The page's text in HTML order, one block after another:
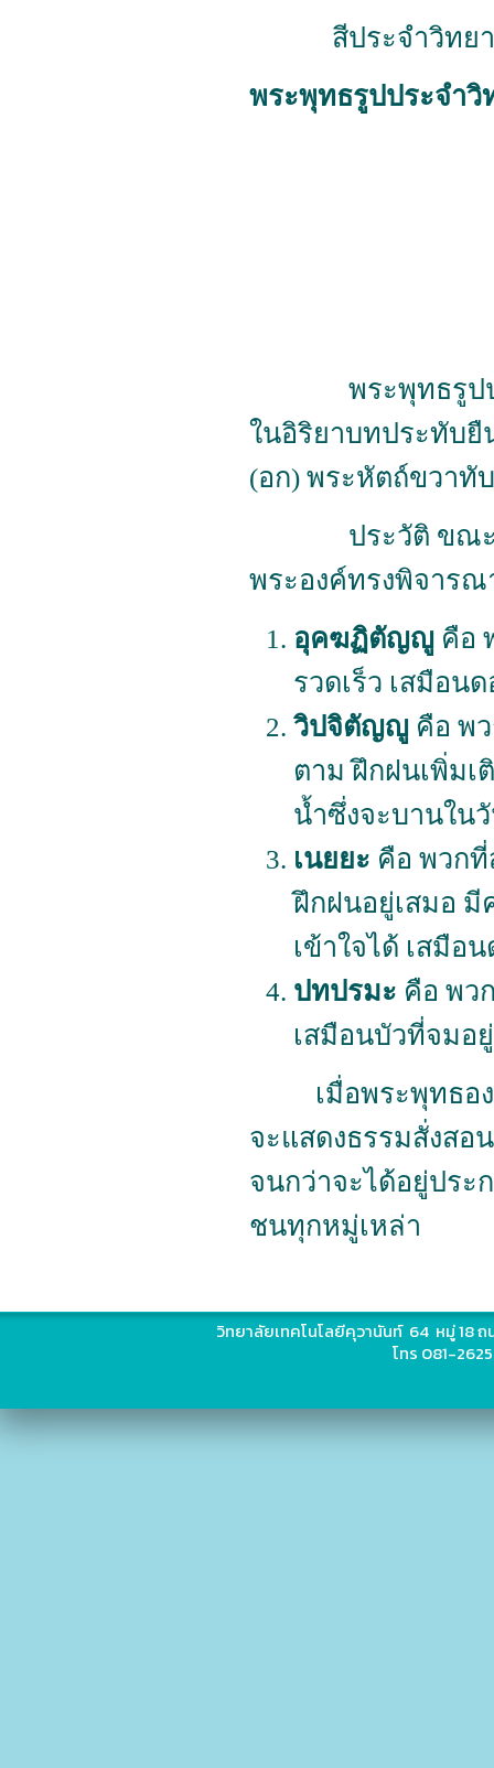
สีประจำวิทย
พระพุทธรูปประจำวิ
พระพุทธรูปปร
ในอิริยาบทประทับ
(อก) พระหัตถ์ขวาทั
ประวัติ ขณ
พระองค์ทรงพิจารณ
อุคฆฏิตัญญู คือ
รวดเร็ว เสมือน
วิปจิตัญญู คือ พ
ตาม ฝึกฝนเพิ่มเ
น้ำซึ่งจะบานใน
เนยยะ คือ พวก
ฝึกฝนอยู่เสมอ
เข้าใจได้ เสมือ
ปทปรมะ คือ พว
เสมือนบัวที่จมอ
เมื่อพระพุทธองค์
จะแสดงธรรมสั่งส
จนกว่าจะได้อยู่ประ
ชนทุกหมู่เหล่า
วิทยาลัยเทคโนโลยีคุวานันท์ 64 หมู่ 18
โทร 081-